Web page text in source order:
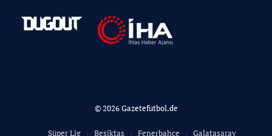
© 2026 Gazetefutbol.de
Süper Lig Besiktas Fenerbahce Galatasaray